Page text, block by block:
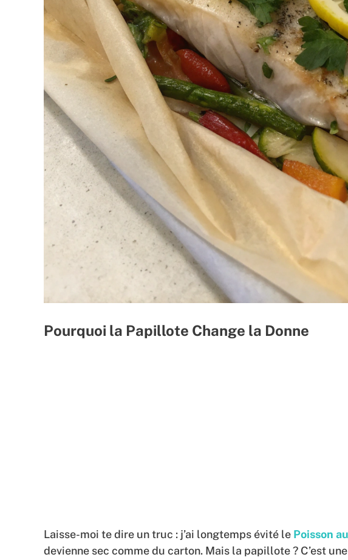
Pourquoi la Papillote Change la Donne
Laisse-moi te dire un truc : j’ai longtemps évité le Poisson
devienne sec comme du carton. Mais la papillote ? C’est